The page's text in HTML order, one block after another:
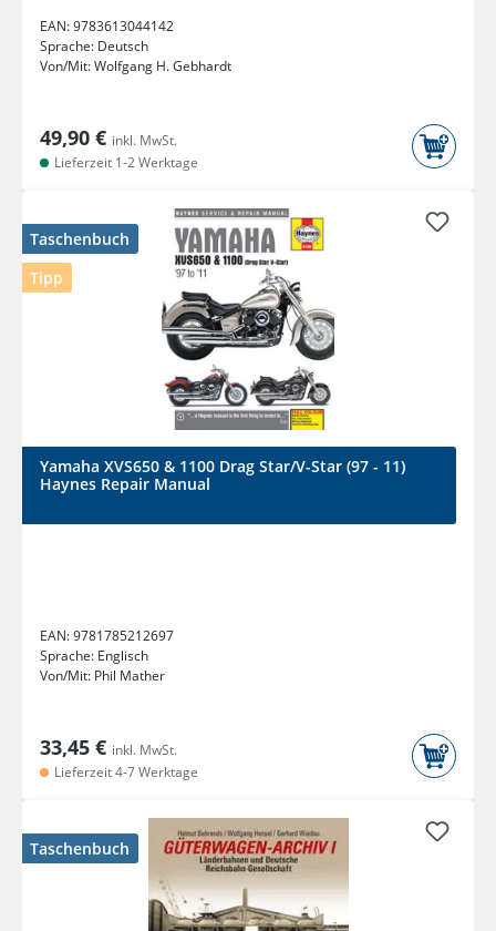
EAN:9783613044142
Sprache: Deutsch
Von/Mit:Wolfgang H. Gebhardt
49,90 € inkl. MwSt.
Lieferzeit 1-2 Werktage
Taschenbuch
Tipp
Yamaha XVS650 & 1100 Drag Star/V-Star (97 - 11)
Haynes Repair Manual
EAN:9781785212697
Sprache: Englisch
Von/Mit: Phil Mather
33,45 € inkl. MwSt.
Lieferzeit 4-7 Werktage
Taschenbuch